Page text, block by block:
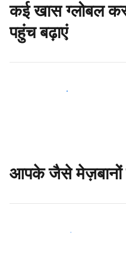
कई खास ग्लोबल
पहुंच बढ़ाएं
आज ही नए मेहमानों तक पहुंचें
आपके जैसे मेज़बानों
अपने जैसे मेज़बानों के साथ जुड़ें